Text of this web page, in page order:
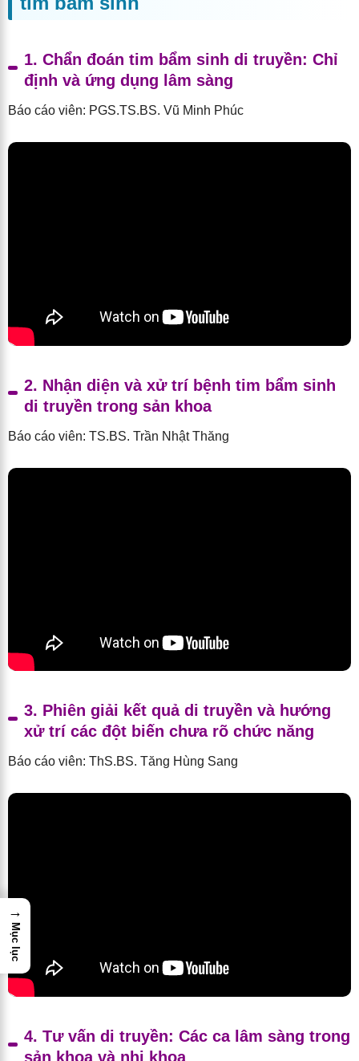
1. Chẩn đoán tim bẩm sinh di truyền: Chỉ
định và ứng dụng lâm sàng
Báo cáo viên: PGS.TS.BS. Vũ Minh Phúc
2. Nhận diện và xử trí bệnh tim bẩm sinh
di truyền trong sản khoa
Báo cáo viên: TS.BS. Trần Nhật Thăng
3. Phiên giải kết quả di truyền và hướng
xử trí các đột biến chưa rõ chức năng
Báo cáo viên: ThS.BS. Tăng Hùng Sang
4. Tư vấn di truyền: Các ca lâm sàng trong
sản khoa và nhi khoa
→
Mục lục